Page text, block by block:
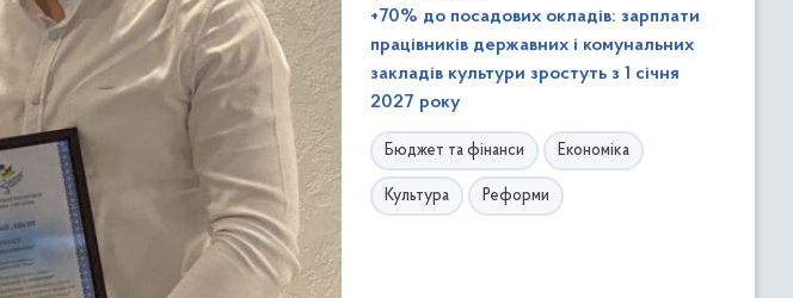
+70% до посадових окладів: зарплати
працівників державних і комунальних
закладів культури зростуть з 1 січня
2027 року
Бюджет та фінанси Економіка
Культура Реформи